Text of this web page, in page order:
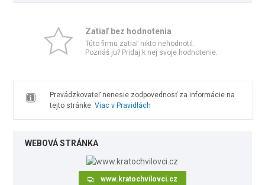
Zatiaľ bez hodnotenia
Túto firmu zatiaľ nikto nehodnotil.
Poznáš ju? Pridaj k nej svoje hodnotenie.
Prevádzkovateľ nenesie zodpovednosť za informácie na
tejto stránke. Viac v Pravidlách
WEBOVÁ STRÁNKA
www.kratochvilovci.cz